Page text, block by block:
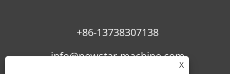
+86-13738307138
info@newstar-machine.com
X